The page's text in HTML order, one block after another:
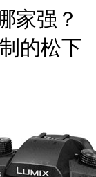
家强？
的松下